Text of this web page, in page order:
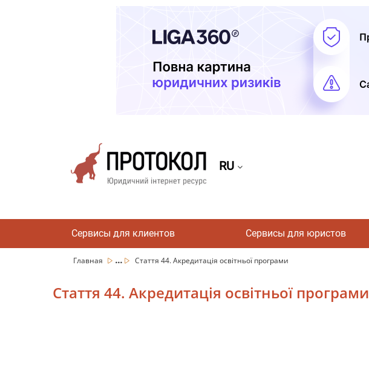
RU
Сервисы для клиентов Сервисы для юристов
Главная ... Стаття 44. Акредитація освітньої програми
Стаття 44. Акредитація освітньої програми